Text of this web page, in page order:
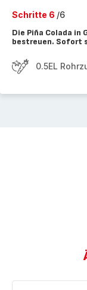
Schritte 6 /6
Die Piña Colada
bestreuen. Sofort
0.5EL